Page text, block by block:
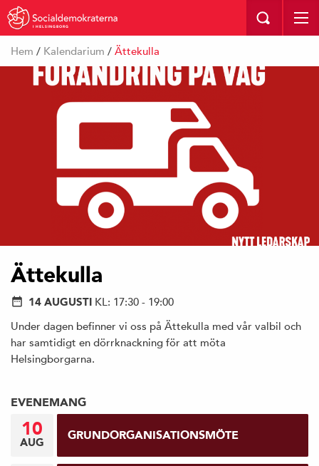
I HELSINGBORG
Hem / Kalendarium / Ättekulla
Ättekulla
14 AUGUSTI KL: 17:30 - 19:00
Under dagen befinner vi oss på Ättekulla med vår valbil och
har samtidigt en dörrknackning för att möta
Helsingborgarna.
EVENEMANG
10
AUG GRUNDORGANISATIONSMÖTE